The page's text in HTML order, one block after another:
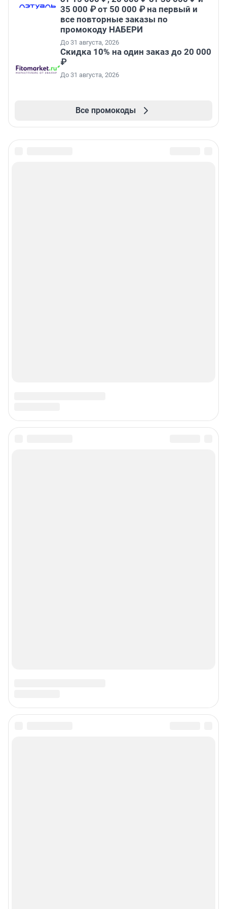
35 000 ₽ от 50 000 ₽ на первый и
все повторные заказы по
промокоду НАБЕРИ
До 31 августа, 2026
Скидка 10% на один заказ до 20 000
₽
До 31 августа, 2026
Все промокоды